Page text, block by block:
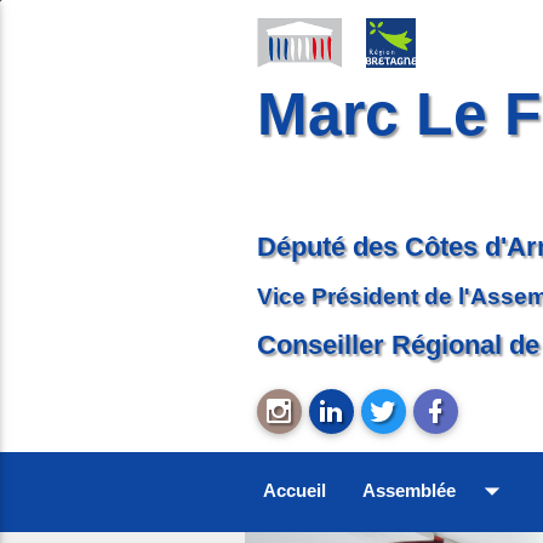
Marc Le
Député des Côtes
Vice Président de
Conseiller Régional
Accueil Assemblée arrow_drop_down